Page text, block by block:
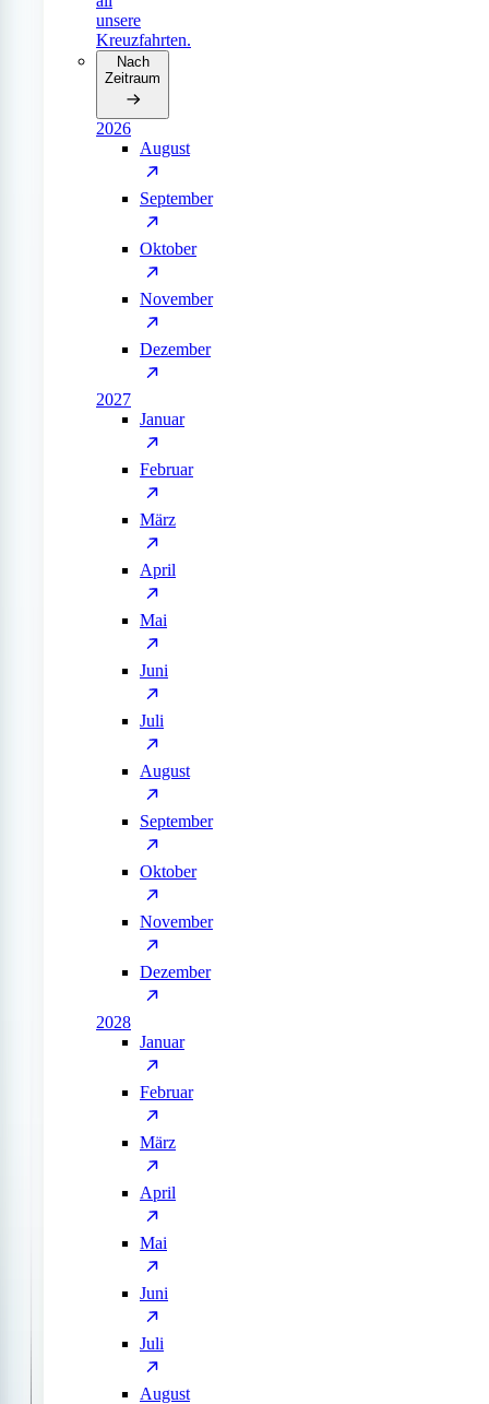
unsere
Kreuzfahrten.
Nach
Zeitraum
2026
August
September
Oktober
November
Dezember
2027
Januar
Februar
März
April
Mai
Juni
Juli
August
September
Oktober
November
Dezember
2028
Januar
Februar
März
April
Mai
Juni
Juli
August